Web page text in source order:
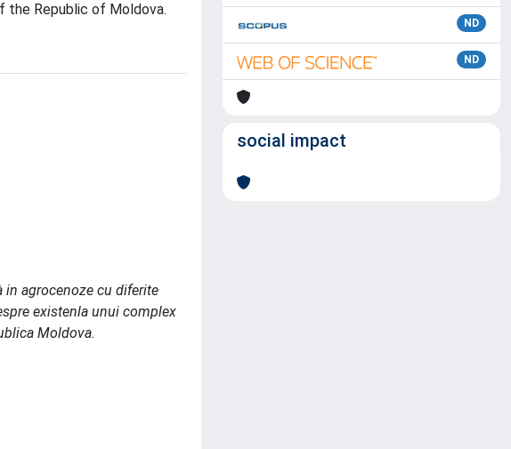
Republic of Moldova.
agrocenoze cu diferite
existenla unui complex
Moldova.
ND
ND
social impact